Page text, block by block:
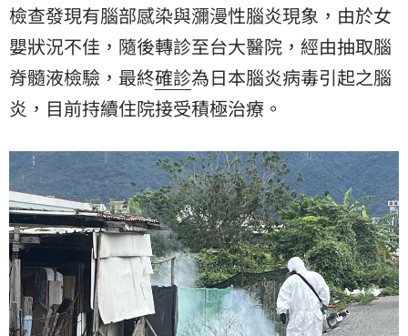
檢查發現有腦部感染與瀰漫性腦炎現象，由於女
嬰狀況不佳，隨後轉診至台大醫院，經由抽取腦
脊髓液檢驗，最終確診為日本腦炎病毒引起之腦
炎，目前持續住院接受積極治療。